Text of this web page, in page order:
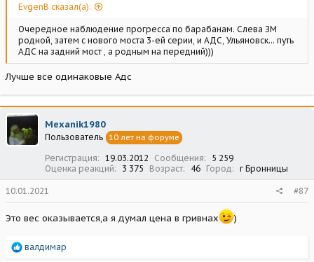
EvgenB сказал(а):
Очередное наблюдение прогресса по барабанам. Слева ЗМ
родной, затем с нового моста 3-ей серии, и АДС, Ульяновск... путь
АДС на задний мост , а родным на передний)))
Лучше все одинаковые Адс
Mexanik1980
Пользователь 10 лет на форуме
Регистрация 19.03.2012 Сообщения
5 259
Оценка реакций
3 375 Возраст 46 Город г Бронницы
10.01.2021 #87
Это вес оказывается,а я думал цена в гривнах )
Р
валдимар